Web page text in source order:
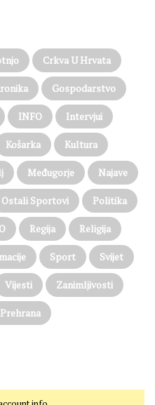
Crkva U Hrvata
Gospodarstvo
INFO Intervjui
Košarka Kultura
Međugorje Najave
Ostali Sportovi Politika
Regija Religija
Sport Svijet
Vijesti Zanimljivosti